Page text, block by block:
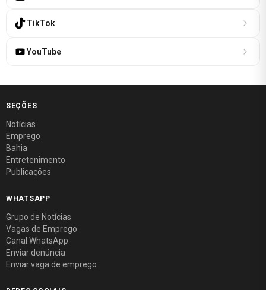
TikTok
YouTube
SEÇÕES
Notícias
Emprego
Bahia
Entretenimento
Publicações
WHATSAPP
Grupo de Notícias
Vagas de Emprego
Canal WhatsApp
Enviar denúncia
Enviar vaga de emprego